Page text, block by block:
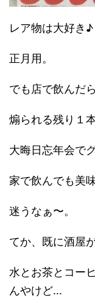
レア物は大好き♪
正月用。
でも店で飲んだ
煽られる残り１本
大晦日忘年会で
家で飲んでも美
迷うなぁ〜。
てか、既に酒屋
水とお茶とコー
んやけど…